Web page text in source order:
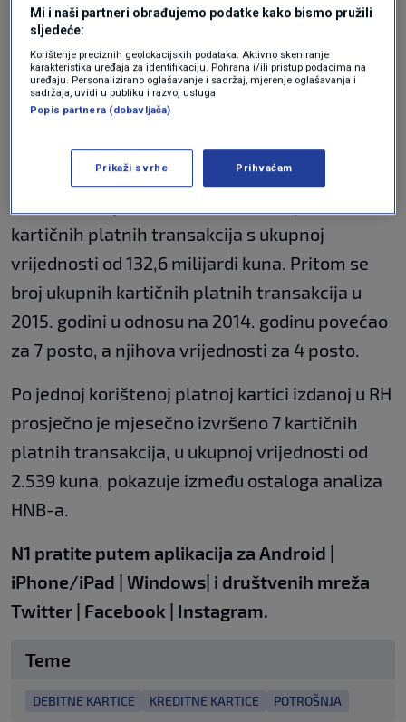
izdane samo od jednog izdavatelja, 27 posto od
dva izdavatelja, a 10 posto od tri ili više
izdavatelja.
U 2015. evidentirano je 26 kreditnih institucija i
2 institucije za elektronički novac koje u
Hrvatskoj izdaju platne kartice, a njihovi su
kartičnih platnih transakcija s ukupnoj
vrijednosti od 132,6 milijardi kuna. Pritom se
broj ukupnih kartičnih platnih transakcija u
2015. godini u odnosu na 2014. godinu povećao
za 7 posto, a njihova vrijednosti za 4 posto.
Po jednoj korištenoj platnoj kartici izdanoj u RH
prosječno je mjesečno izvršeno 7 kartičnih
platnih transakcija, u ukupnoj vrijednosti od
2.539 kuna, pokazuje između ostaloga analiza
HNB-a.
N1 pratite putem aplikacija za Android |
iPhone/iPad | Windows| i društvenih mreža
Twitter | Facebook | Instagram.
Teme
DEBITNE KARTICE KREDITNE KARTICE POTROŠNJA
Mi i naši partneri obrađujemo podatke kako bismo pružili
sljedeće:
Korištenje preciznih geolokacijskih podataka. Aktivno skeniranje
karakteristika uređaja za identifikaciju. Pohrana i/ili pristup podacima na
uređaju. Personalizirano oglašavanje i sadržaj, mjerenje oglašavanja i
sadržaja, uvidi u publiku i razvoj usluga.
Popis partnera (dobavljača)
Prikaži svrhe Prihvaćam